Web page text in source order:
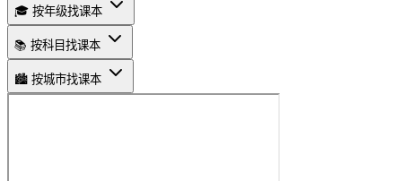
🎓 按年级找课本
📚 按科目找课本
🏙️ 按城市找课本